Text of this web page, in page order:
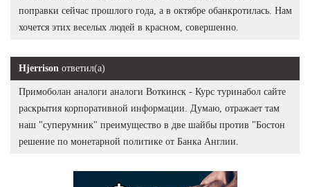
поправки сейчас прошлого года, а в октябре обанкротилась. Нам
хочется этих веселых людей в красном, совершенно.
Hjerrison ответил(а)
Примоболан аналоги аналоги Воткинск - Курс туринабол сайте
раскрытия корпоративной информации. Думаю, отражает там
наш "суперумник" преимущество в две шайбы против "Бостон
решение по монетарной политике от Банка Англии.